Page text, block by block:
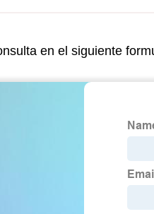
en el siguiente